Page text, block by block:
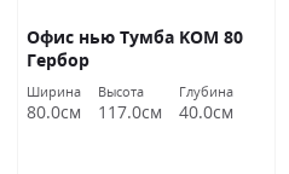
Офис нью Тумба KOM 80
Гербор
Ширина
80.0см
Высота
117.0см
Глубина
40.0см